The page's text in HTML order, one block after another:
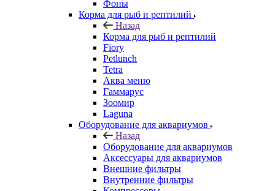
Фоны
Корма для рыб и рептилий
Назад
Корма для рыб и рептилий
Fiory
Petlunch
Tetra
Аква меню
Гаммарус
Зоомир
Laguna
Оборудование для аквариумов
Назад
Оборудование для аквариумов
Аксессуары для аквариумов
Внешние фильтры
Внутренние фильтры